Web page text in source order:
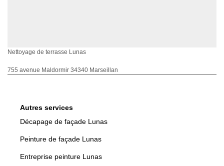
Nettoyage de terrasse Lunas
755 avenue Maldormir 34340 Marseillan
Autres services
Décapage de façade Lunas
Peinture de façade Lunas
Entreprise peinture Lunas